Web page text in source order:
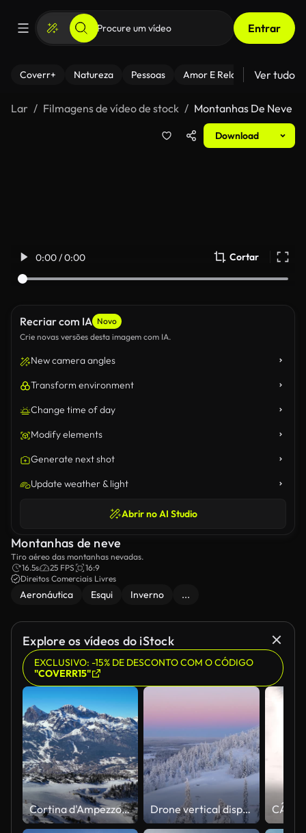
Entrar
Coverr+ Natureza Pessoas Amor E Relacionamentos
Ver tudo
Lar Filmagens de vídeo de stock Montanhas De Neve
Download
0:00 / 0:00 Cortar
Recriar com IA Novo
Crie novas versões desta imagem com IA.
New camera angles
Transform environment
Change time of day
Modify elements
Generate next shot
Update weather & light
Abrir no AI Studio
Montanhas de neve
Tiro aéreo das montanhas nevadas.
16.5s
25 FPS
16:9
Direitos Comerciais Livres
Aeronáutica Esqui Inverno ...
Explore os vídeos do iStock
EXCLUSIVO: -15% DE DESCONTO COM O CÓDIGO
"COVERR15"
Cortina d'Ampezzo, Itália: Vista aérea da famosa estância de esqui nas Dolomitas (Alpes Dolomíticos) e local dos Jogos Olímpicos de Inverno Milano Cortina 2026, dia ensolarado - panorama paisagístico da Europa de cima Drone vertical disparado sobre árvores nevadas, em direção às encostas de Sallatunturi, amanhecer na Finlândia